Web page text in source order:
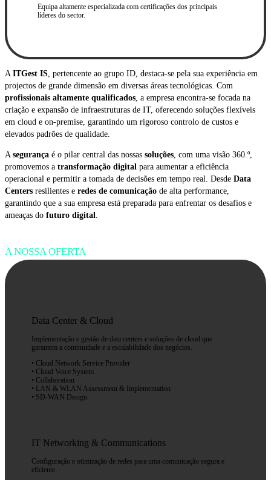
Equipa altamente especializada com certificações dos principais
líderes do sector.
A ITGest IS, pertencente ao grupo ID, destaca-se pela sua experiência em
projectos de grande dimensão em diversas áreas tecnológicas. Com
profissionais altamente qualificados, a empresa encontra-se focada na
criação e expansão de infraestruturas de IT, oferecendo soluções flexíveis
em cloud e on-premise, garantindo um rigoroso controlo de custos e
elevados padrões de qualidade.
A segurança é o pilar central das nossas soluções, com uma visão 360.º,
promovemos a transformação digital para aumentar a eficiência
operacional e permitir a tomada de decisões em tempo real. Desde Data
Centers resilientes e redes de comunicação de alta performance,
garantindo que a sua empresa está preparada para enfrentar os desafios e
ameaças do futuro digital.
A NOSSA OFERTA
Data Center & Cloud
Implementação e gestão de data centers e soluções de cloud que
garantem a continuidade e a escalabilidade dos negócios.
• Cloud Network Service Provider
• Cloud Voice System
• Collaboration
• LAN & WLAN Assessment & Implementation
• SD-WAN Design
IT Networking & Communications
Configuração e otimização de redes para uma comunicação segura e
eficiente.